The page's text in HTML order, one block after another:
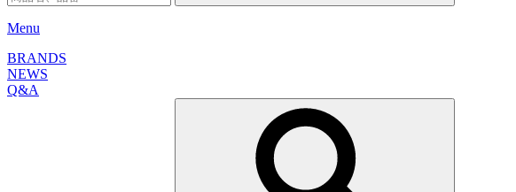
Menu
BRANDS
NEWS
Q&A